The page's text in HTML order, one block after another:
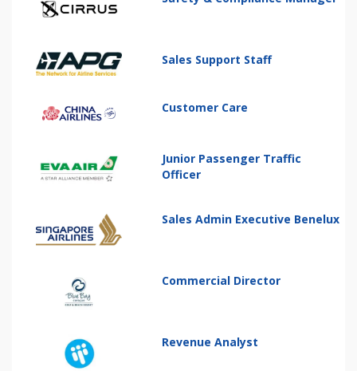
Sales Support Staff
Customer Care
Junior Passenger Traffic
Officer
Sales Admin Executive Benelux
Commercial Director
Revenue Analyst